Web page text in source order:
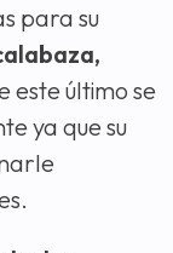
para su
este último se
ya que su